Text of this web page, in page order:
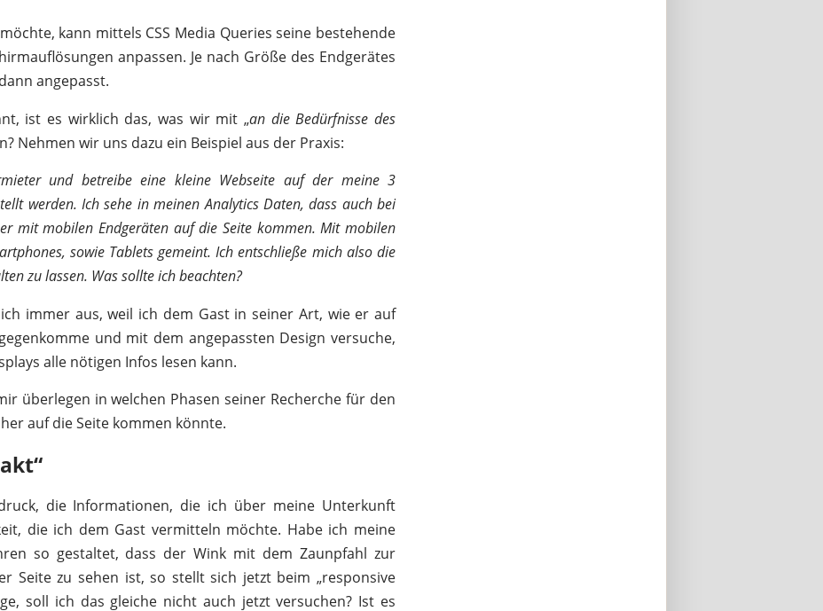
kann mittels CSS Media Queries seine bestehende
anpassen. Je nach Größe des Endgerätes
angepasst.
ist es wirklich das, was wir mit „an die Bedürfnisse des
Nehmen wir uns dazu ein Beispiel aus der Praxis:
und betreibe eine kleine Webseite auf der meine 3
werden. Ich sehe in meinen Analytics Daten, dass auch bei
mit mobilen Endgeräten auf die Seite kommen. Mit mobilen
sowie Tablets gemeint. Ich entschließe mich also die
zu lassen. Was sollte ich beachten?
immer aus, weil ich dem Gast in seiner Art, wie er auf
und mit dem angepassten Design versuche,
alle nötigen Infos lesen kann.
überlegen in welchen Phasen seiner Recherche für den
auf die Seite kommen könnte.
die Informationen, die ich über meine Unterkunft
die ich dem Gast vermitteln möchte. Habe ich meine
so gestaltet, dass der Wink mit dem Zaunpfahl zur
Seite zu sehen ist, so stellt sich jetzt beim „responsive
soll ich das gleiche nicht auch jetzt versuchen? Ist es